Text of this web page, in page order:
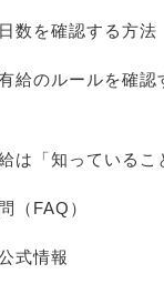
数を確認する方法
給のルールを確認
は「知っているこ
（FAQ）
式情報